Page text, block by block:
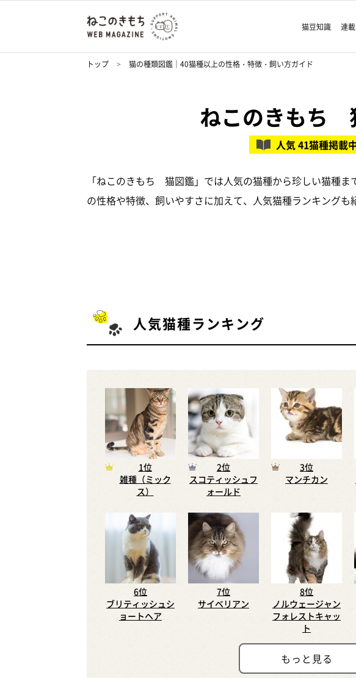
猫豆知識 連載
トップ 猫の種類図鑑｜40猫種以上の性格・特徴・飼い方ガイド
ねこのきもち
人気 41猫種掲載
「ねこのきもち 猫図鑑」では人気の猫種から珍しい猫種
の性格や特徴、飼いやすさに加えて、人気猫種ランキングも
人気猫種ランキング
1位
雑種（ミック
ス）
2位
スコティッシュフ
ォールド
3位
マンチカン
6位
ブリティッシュシ
ョートヘア
7位
サイベリアン
8位
ノルウェージャン
フォレストキャッ
ト
もっと見る